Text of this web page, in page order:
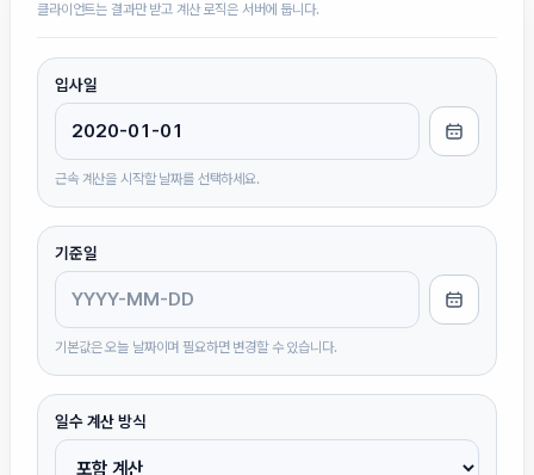
클라이언트는 결과만 받고 계산 로직은 서버에 둡니다.
입사일
근속 계산을 시작할 날짜를 선택하세요.
기준일
기본값은 오늘 날짜이며 필요하면 변경할 수 있습니다.
일수 계산 방식